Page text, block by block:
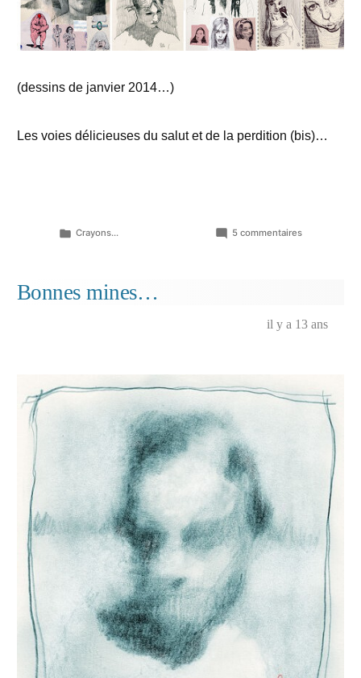
(dessins de janvier 2014…)
Les voies délicieuses du salut et de la perdition (bis)…
Publié
Crayons... 5 commentairessur
Bonnes mines…
il y a 13 ans